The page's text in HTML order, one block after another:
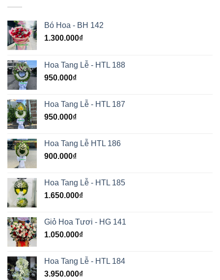
Bó Hoa - BH 142
1.300.000₫
Hoa Tang Lễ - HTL 188
950.000₫
Hoa Tang Lễ - HTL 187
950.000₫
Hoa Tang Lễ HTL 186
900.000₫
Hoa Tang Lễ - HTL 185
1.650.000₫
Giỏ Hoa Tươi - HG 141
1.050.000₫
Hoa Tang Lễ - HTL 184
3.950.000₫